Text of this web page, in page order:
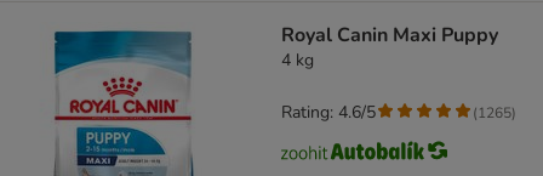
Royal Canin Maxi Puppy
4 kg
Rating: 4.6/5 (1265)